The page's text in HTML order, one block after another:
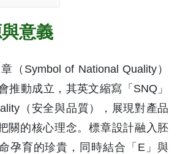
意義
（Symbol of National Quality）
推動成立，其英文縮寫「SNQ」
（安全與品質），展現對產品
關的核心理念。標章設計融入胚
孕育的珍貴，同時結合「E」與